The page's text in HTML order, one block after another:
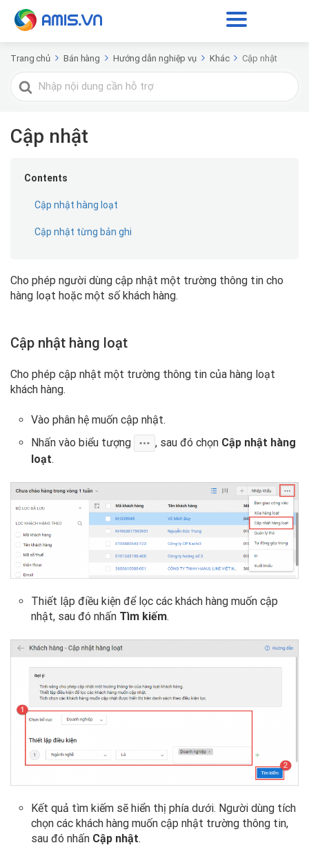
Trang chủ Bán hàng Hướng dẫn nghiệp vụ Khác Cập nhật
Tìm
kiếm
Cập nhật
Contents
Cập nhật hàng loạt
Cập nhật từng bản ghi
Cho phép người dùng cập nhật một trường thông tin cho
hàng loạt hoặc một số khách hàng.
Cập nhật hàng loạt
Cho phép cập nhật một trường thông tin của hàng loạt
khách hàng.
Vào phân hệ muốn cập nhật.
Nhấn vào biểu tượng
, sau đó chọn Cập nhật hàng
loạt.
Thiết lập điều kiện để lọc các khách hàng muốn cập
nhật, sau đó nhấn Tìm kiếm.
Kết quả tìm kiếm sẽ hiển thị phía dưới. Người dùng tích
chọn các khách hàng muốn cập nhật trường thông tin,
sau đó nhấn Cập nhật.